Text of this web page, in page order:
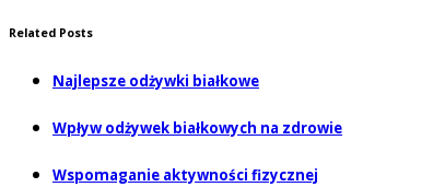
Related Posts
Najlepsze odżywki białkowe
Wpływ odżywek białkowych na zdrowie
Wspomaganie aktywności fizycznej